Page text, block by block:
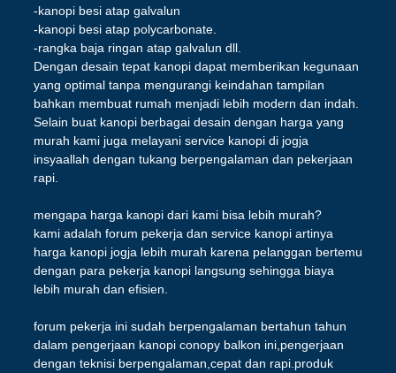
-kanopi besi atap galvalun
-kanopi besi atap polycarbonate.
-rangka baja ringan atap galvalun dll.
Dengan desain tepat kanopi dapat memberikan kegunaan
yang optimal tanpa mengurangi keindahan tampilan
bahkan membuat rumah menjadi lebih modern dan indah.
Selain buat kanopi berbagai desain dengan harga yang
murah kami juga melayani service kanopi di jogja
insyaallah dengan tukang berpengalaman dan pekerjaan
rapi.
mengapa harga kanopi dari kami bisa lebih murah?
kami adalah forum pekerja dan service kanopi artinya
harga kanopi jogja lebih murah karena pelanggan bertemu
dengan para pekerja kanopi langsung sehingga biaya
lebih murah dan efisien.
forum pekerja ini sudah berpengalaman bertahun tahun
dalam pengerjaan kanopi conopy balkon ini,pengerjaan
dengan teknisi berpengalaman,cepat dan rapi.produk